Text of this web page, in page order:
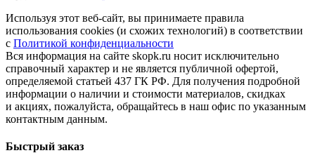
Используя этот веб-сайт, вы принимаете правила
использования cookies (и схожих технологий) в соответствии
с Политикой конфиденциальности
Вся информация на сайте skopk.ru носит исключительно
справочный характер и не является публичной офертой,
определяемой статьей 437 ГК РФ. Для получения подробной
информации о наличии и стоимости материалов, скидках
и акциях, пожалуйста, обращайтесь в наш офис по указанным
контактным данным.
Быстрый заказ